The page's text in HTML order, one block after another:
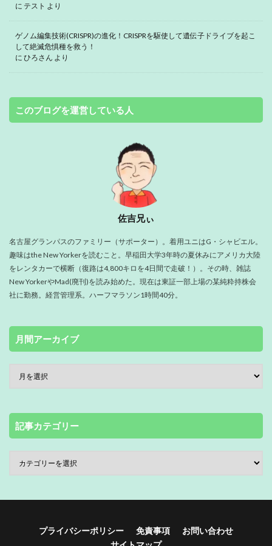
に テスト より
ゲノム編集技術(CRISPR)の進化！CRISPRを駆使して遺伝子ドライブを起こ
して絶滅危惧種を救う！
に ひろさん より
このブログを運営している人
佐吉兄ぃ
名古屋グランパスのファミリー（サポーター）。着用ユニはG・シャビエル。
趣味はthe New Yorkerを読むこと。早稲田大学3年時の夏休みにアメリカ大陸
をレンタカーで横断（復路は4,800キロを4日間で走破！）。その時、雑誌
New YorkerやMad(廃刊)を読み始めた。現在は東証一部上場の某純粋持株会
社に勤務。経営管理系。ハーフマラソン1時間40分。
月間アーカイブ
記事カテゴリー
プライバシーポリシー 免責事項
お問い合わせ